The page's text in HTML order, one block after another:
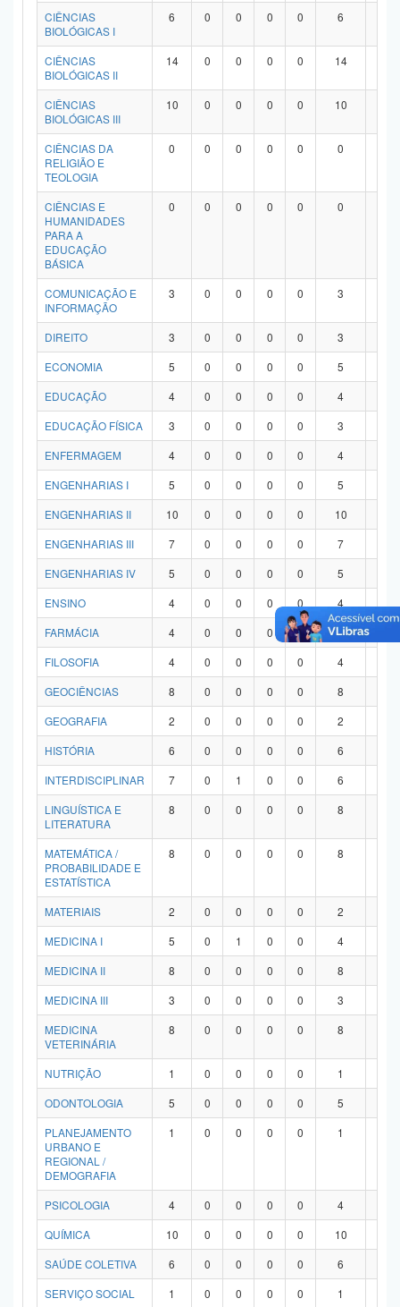
CIÊNCIAS
BIOLÓGICAS I
6 0 0 0 0 6
CIÊNCIAS
BIOLÓGICAS II
14 0 0 0 0 14
CIÊNCIAS
BIOLÓGICAS III
10 0 0 0 0 10
CIÊNCIAS DA
RELIGIÃO E
TEOLOGIA
0 0 0 0 0 0
CIÊNCIAS E
HUMANIDADES
PARA A
EDUCAÇÃO
BÁSICA
0 0 0 0 0 0
COMUNICAÇÃO E
INFORMAÇÃO
3 0 0 0 0 3
DIREITO 3 0 0 0 0 3
ECONOMIA
5 0 0 0 0 5
EDUCAÇÃO
4 0 0 0 0 4
EDUCAÇÃO FÍSICA
3 0 0 0 0 3
ENFERMAGEM
4 0 0 0 0 4
ENGENHARIAS I
5 0 0 0 0 5
ENGENHARIAS II
10 0 0 0 0 10
ENGENHARIAS III
7 0 0 0 0 7
ENGENHARIAS IV
5 0 0 0 0 5
ENSINO
4 0 0 0 0 4
FARMÁCIA
4 0 0 0 0 4
FILOSOFIA
4 0 0 0 0 4
GEOCIÊNCIAS
8 0 0 0 0 8
GEOGRAFIA
2 0 0 0 0 2
HISTÓRIA
6 0 0 0 0 6
INTERDISCIPLINAR
7 0 1 0 0 6
LINGUÍSTICA E
LITERATURA
8 0 0 0 0 8
MATEMÁTICA /
PROBABILIDADE E
ESTATÍSTICA
8 0 0 0 0 8
MATERIAIS 2 0 0 0 0 2
MEDICINA I
5 0 1 0 0 4
MEDICINA II
8 0 0 0 0 8
MEDICINA III
3 0 0 0 0 3
MEDICINA
VETERINÁRIA
8 0 0 0 0 8
NUTRIÇÃO 1 0 0 0 0 1
ODONTOLOGIA
5 0 0 0 0 5
PLANEJAMENTO
URBANO E
REGIONAL /
DEMOGRAFIA
1 0 0 0 0 1
PSICOLOGIA 4 0 0 0 0 4
QUÍMICA
10 0 0 0 0 10
SAÚDE COLETIVA
6 0 0 0 0 6
SERVIÇO SOCIAL
1 0 0 0 0 1